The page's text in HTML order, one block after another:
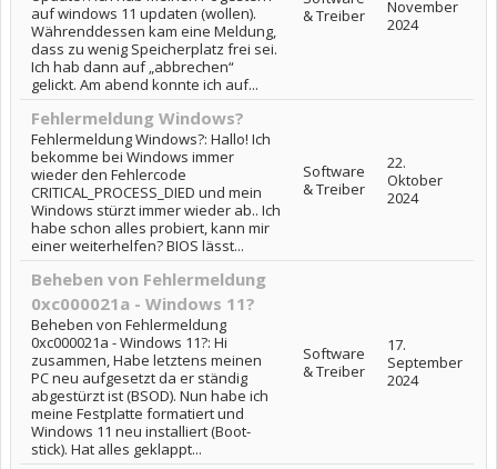
auf windows 11 updaten (wollen).
Währenddessen kam eine Meldung,
dass zu wenig Speicherplatz frei sei.
Ich hab dann auf „abbrechen“
gelickt. Am abend konnte ich auf...
& Treiber
November
2024
Fehlermeldung Windows?
Fehlermeldung Windows?: Hallo! Ich
bekomme bei Windows immer
wieder den Fehlercode
CRITICAL_PROCESS_DIED und mein
Windows stürzt immer wieder ab.. Ich
habe schon alles probiert, kann mir
einer weiterhelfen? BIOS lässt...
Software
& Treiber
22.
Oktober
2024
Beheben von Fehlermeldung
0xc000021a - Windows 11?
Beheben von Fehlermeldung
0xc000021a - Windows 11?: Hi
zusammen, Habe letztens meinen
PC neu aufgesetzt da er ständig
abgestürzt ist (BSOD). Nun habe ich
meine Festplatte formatiert und
Windows 11 neu installiert (Boot-
stick). Hat alles geklappt...
Software
& Treiber
17.
September
2024